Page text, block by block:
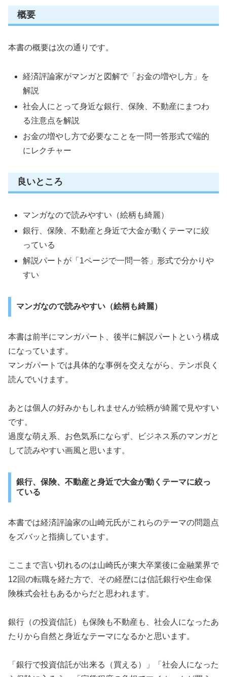
概要
本書の概要は次の通りです。
経済評論家がマンガと図解で「お金の増やし方」を
解説
社会人にとって身近な銀行、保険、不動産にまつわ
る注意点を解説
お金の増やし方で必要なことを一問一答形式で端的
にレクチャー
良いところ
マンガなので読みやすい（絵柄も綺麗）
銀行、保険、不動産と身近で大金が動くテーマに絞
っている
解説パートが「1ページで一問一答」形式で分かりや
すい
マンガなので読みやすい（絵柄も綺麗）
本書は前半にマンガパート、後半に解説パートという構成
になっています。
マンガパートでは具体的な事例を交えながら、テンポ良く
読んでいけます。
あとは個人の好みかもしれませんが絵柄が綺麗で見やすい
です。
過度な萌え系、お色気系にならず、ビジネス系のマンガと
して読みやすい画風と思います。
銀行、保険、不動産と身近で大金が動くテーマに絞っ
ている
本書では経済評論家の山崎元氏がこれらのテーマの問題点
をズバッと指摘しています。
ここまで言い切れるのは山崎氏が東大卒業後に金融業界で
12回の転職を経た方で、その経歴には信託銀行や生命保
険株式会社もあるからだと思われます。
銀行（の投資信託）も保険も不動産も、社会人になったあ
たりから自然と身近なテーマになるかと思います。
「銀行で投資信託が出来る（買える）」「社会人になった